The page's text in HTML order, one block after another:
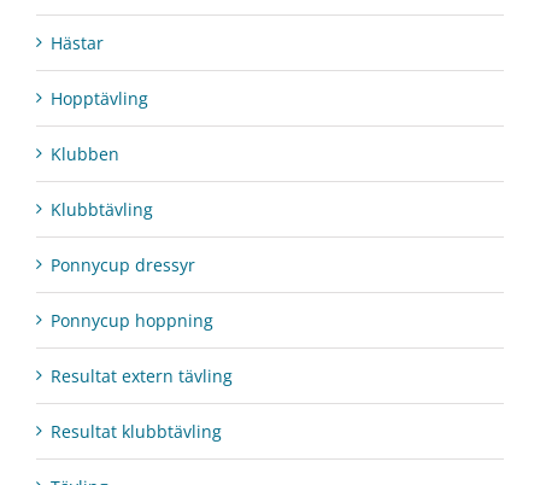
Hästar
Hopptävling
Klubben
Klubbtävling
Ponnycup dressyr
Ponnycup hoppning
Resultat extern tävling
Resultat klubbtävling